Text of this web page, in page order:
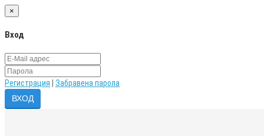
×
Вход
Регистрация Забравена парола